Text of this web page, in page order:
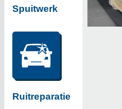
Spuitwerk
Ruitreparatie